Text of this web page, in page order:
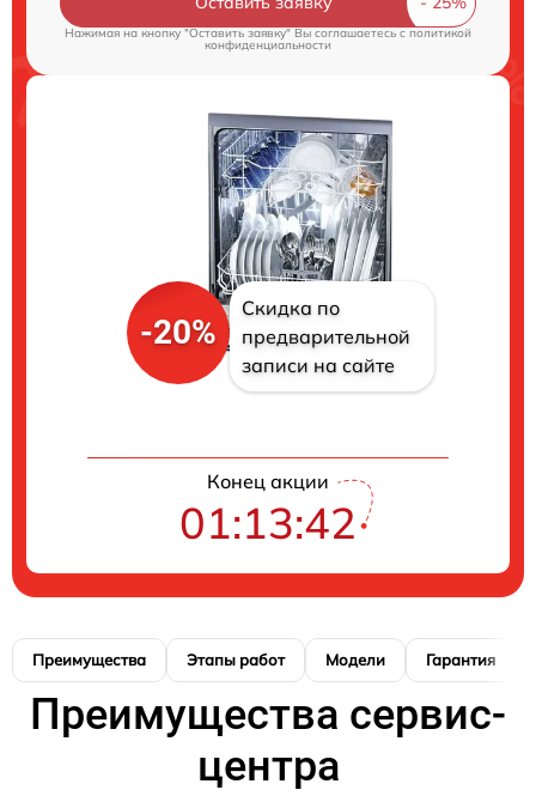
Нажимая на кнопку "Оставить заявку" Вы соглашаетесь cполитикой
конфиденциальности
-20%
Скидка по
предварительной
записи на сайте
Конец акции
01:13:42
Преимущества Этапы работ Модели Гарантия
Преимущества сервис-
центра